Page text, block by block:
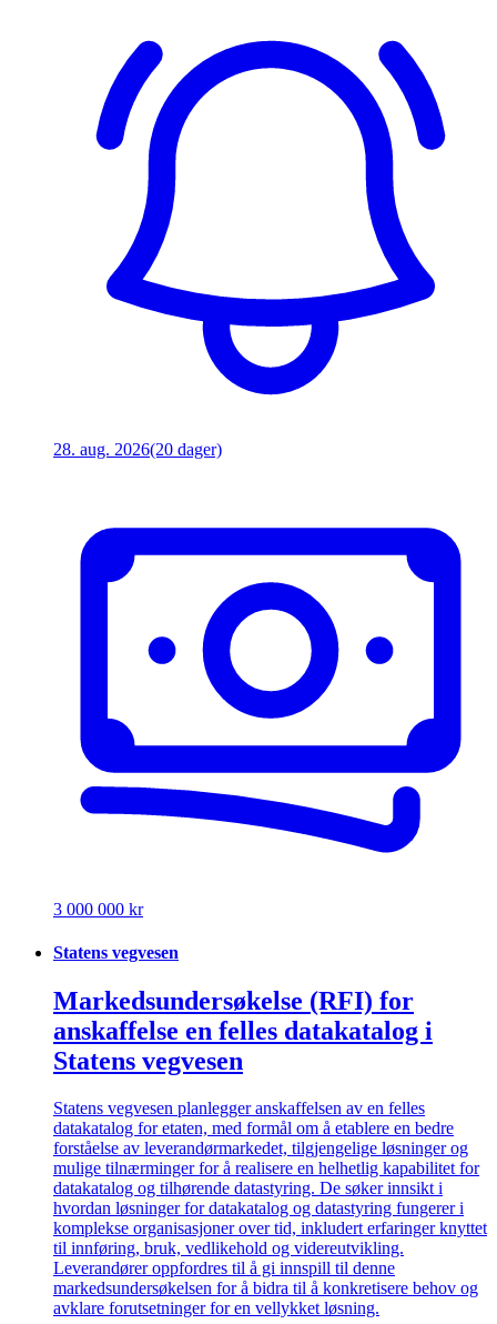
28. aug. 2026(20 dager)
3 000 000 kr
Statens vegvesen
Markedsundersøkelse (RFI) for
anskaffelse en felles datakatalog i
Statens vegvesen
Statens vegvesen planlegger anskaffelsen av en felles
datakatalog for etaten, med formål om å etablere en bedre
forståelse av leverandørmarkedet, tilgjengelige løsninger og
mulige tilnærminger for å realisere en helhetlig kapabilitet for
datakatalog og tilhørende datastyring. De søker innsikt i
hvordan løsninger for datakatalog og datastyring fungerer i
komplekse organisasjoner over tid, inkludert erfaringer knyttet
til innføring, bruk, vedlikehold og videreutvikling.
Leverandører oppfordres til å gi innspill til denne
markedsundersøkelsen for å bidra til å konkretisere behov og
avklare forutsetninger for en vellykket løsning.